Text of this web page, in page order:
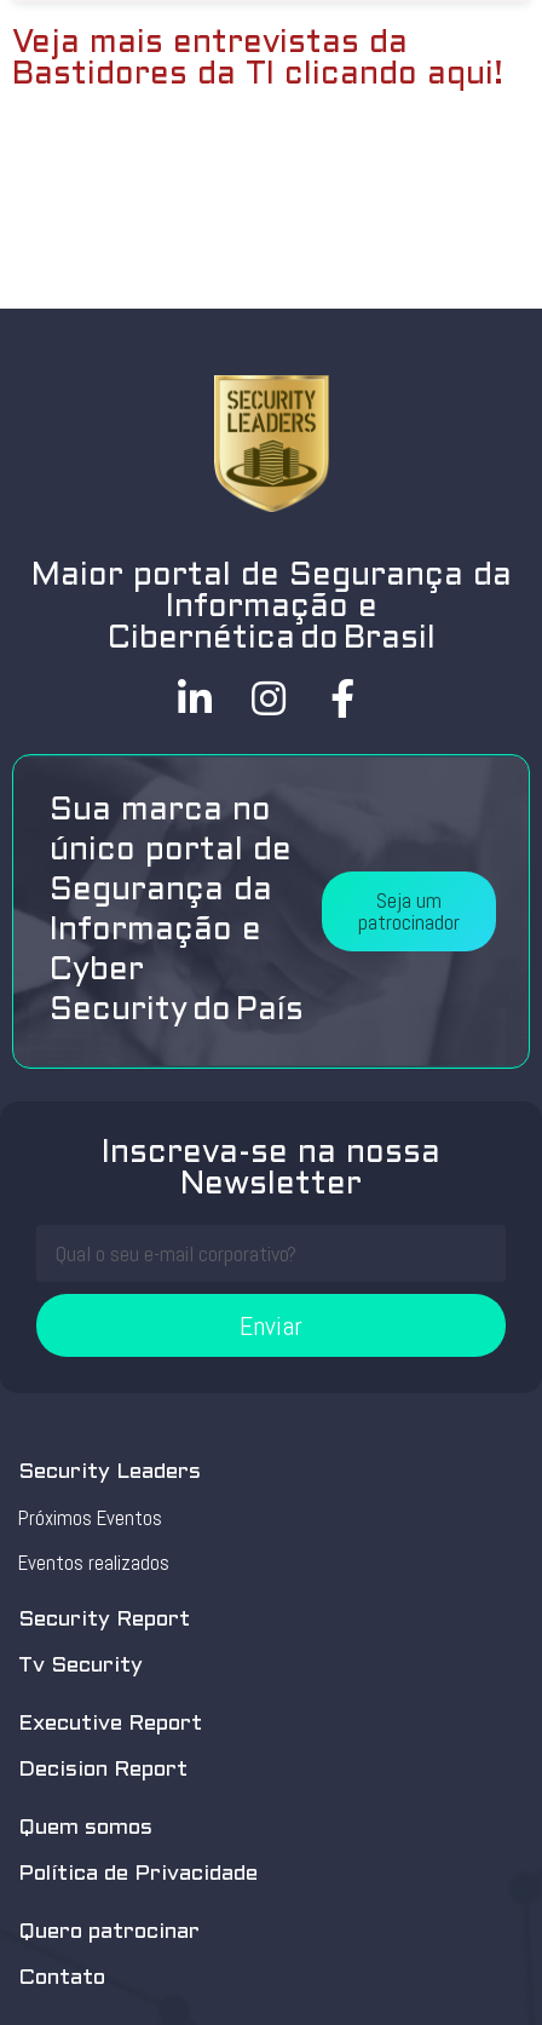
Veja mais entrevistas da
Bastidores da TI clicando aqui!
Maior portal de Segurança da
Informação e
Cibernética do Brasil
Sua marca no
único portal de
Segurança da
Informação e
Cyber
Security do País
Seja um
patrocinador
Inscreva-se na nossa
Newsletter
Enviar
Security Leaders
Próximos Eventos
Eventos realizados
Security Report
Tv Security
Executive Report
Decision Report
Quem somos
Política de Privacidade
Quero patrocinar
Contato